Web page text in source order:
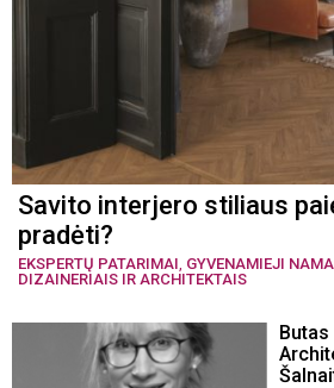
Savito interjero stiliaus
pradėti?
EKSPERTŲ PATARIMAI GYVENAMIEJI
DIZAINERIAIS IR ARCHITEKTAIS